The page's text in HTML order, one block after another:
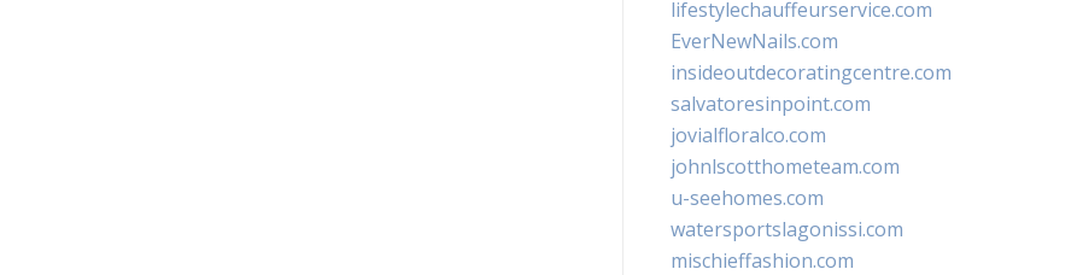
lifestylechauffeurservice.com
EverNewNails.com
insideoutdecoratingcentre.com
salvatoresinpoint.com
jovialfloralco.com
johnlscotthometeam.com
u-seehomes.com
watersportslagonissi.com
mischieffashion.com